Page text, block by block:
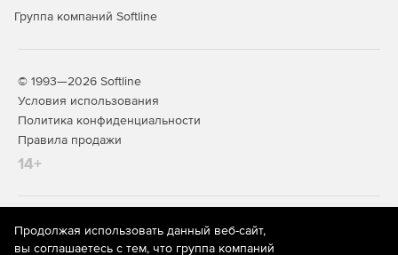
Группа компаний Softline
© 1993—2026 Softline
Условия использования
Политика конфиденциальности
Правила продажи
14+
На информационном ресурсе store.softline.ru применяются
рекомендательные технологии
(информационные технологии
Продолжая использовать данный веб-сайт,
вы соглашаетесь с тем, что группа компаний